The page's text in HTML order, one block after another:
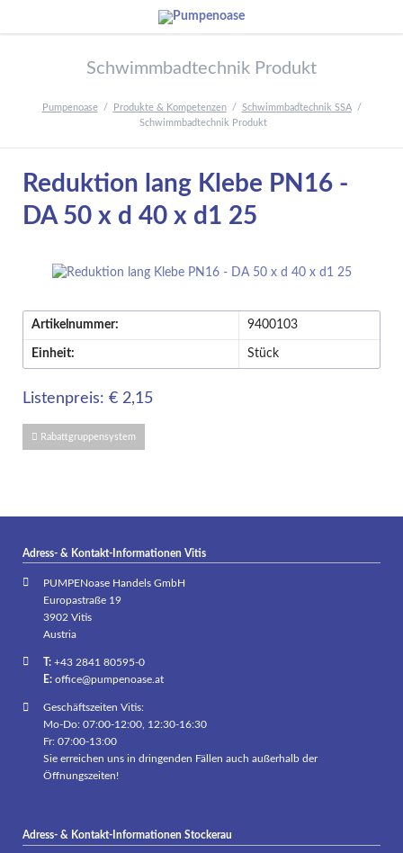
Schwimmbadtechnik Produkt
Pumpenoase Produkte & Kompetenzen
Schwimmbadtechnik SSA
Schwimmbadtechnik Produkt
Reduktion lang Klebe PN16 -
DA 50 x d 40 x d1 25
Artikelnummer: 9400103
Einheit: Stück
Listenpreis: € 2,15
Rabattgruppensystem
Adress- & Kontakt-Informationen Vitis
PUMPENoase Handels GmbH
Europastraße 19
3902 Vitis
Austria
T:+43 2841 80595-0
E: office@pumpenoase.at
Geschäftszeiten Vitis:
Mo-Do: 07:00-12:00, 12:30-16:30
Fr: 07:00-13:00
Sie erreichen uns in dringenden Fällen auch außerhalb der
Öffnungszeiten!
Adress- & Kontakt-Informationen Stockerau